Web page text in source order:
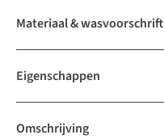
Materiaal & wasvoorschrift
Eigenschappen
Omschrijving